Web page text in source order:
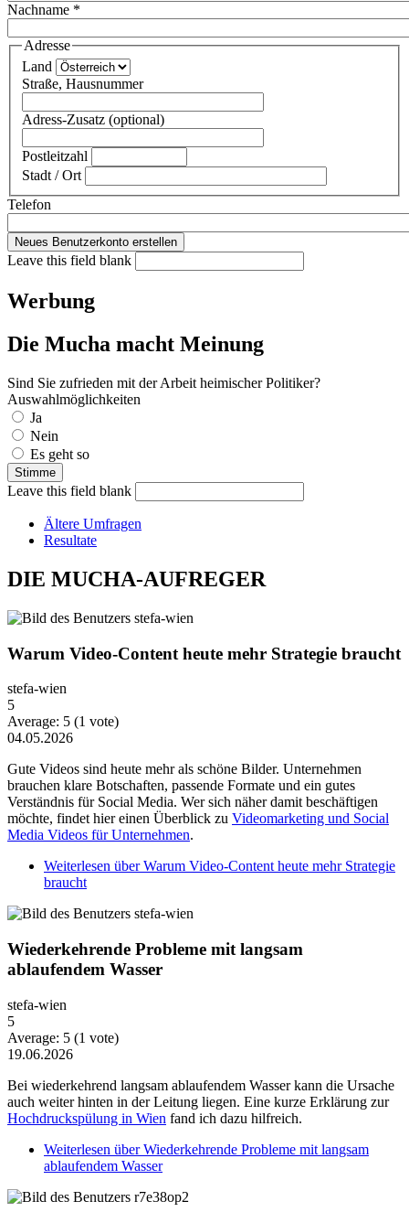
Nachname *
Adresse
Land
Straße, Hausnummer
Adress-Zusatz (optional)
Postleitzahl
Stadt / Ort
Telefon
Leave this field blank
Werbung
Die Mucha macht Meinung
Sind Sie zufrieden mit der Arbeit heimischer Politiker?
Auswahlmöglichkeiten
Ja
Nein
Es geht so
Leave this field blank
Ältere Umfragen
Resultate
DIE MUCHA-AUFREGER
Warum Video-Content heute mehr Strategie braucht
stefa-wien
5
Average: 5 (1 vote)
04.05.2026
Gute Videos sind heute mehr als schöne Bilder. Unternehmen
brauchen klare Botschaften, passende Formate und ein gutes
Verständnis für Social Media. Wer sich näher damit beschäftigen
möchte, findet hier einen Überblick zu Videomarketing und Social
Media Videos für Unternehmen.
Weiterlesen über Warum Video-Content heute mehr Strategie
braucht
Wiederkehrende Probleme mit langsam
ablaufendem Wasser
stefa-wien
5
Average: 5 (1 vote)
19.06.2026
Bei wiederkehrend langsam ablaufendem Wasser kann die Ursache
auch weiter hinten in der Leitung liegen. Eine kurze Erklärung zur
Hochdruckspülung in Wien fand ich dazu hilfreich.
Weiterlesen über Wiederkehrende Probleme mit langsam
ablaufendem Wasser